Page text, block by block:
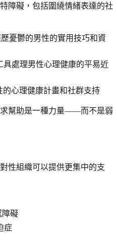
障礙，包括圍繞情緒表達的社
憂鬱的男性的實用技巧和資
處理男性心理健康的平易近
心理健康計畫和社群支持
幫助是一種力量——而不是弱
性組織可以提供更集中的支
礙
症